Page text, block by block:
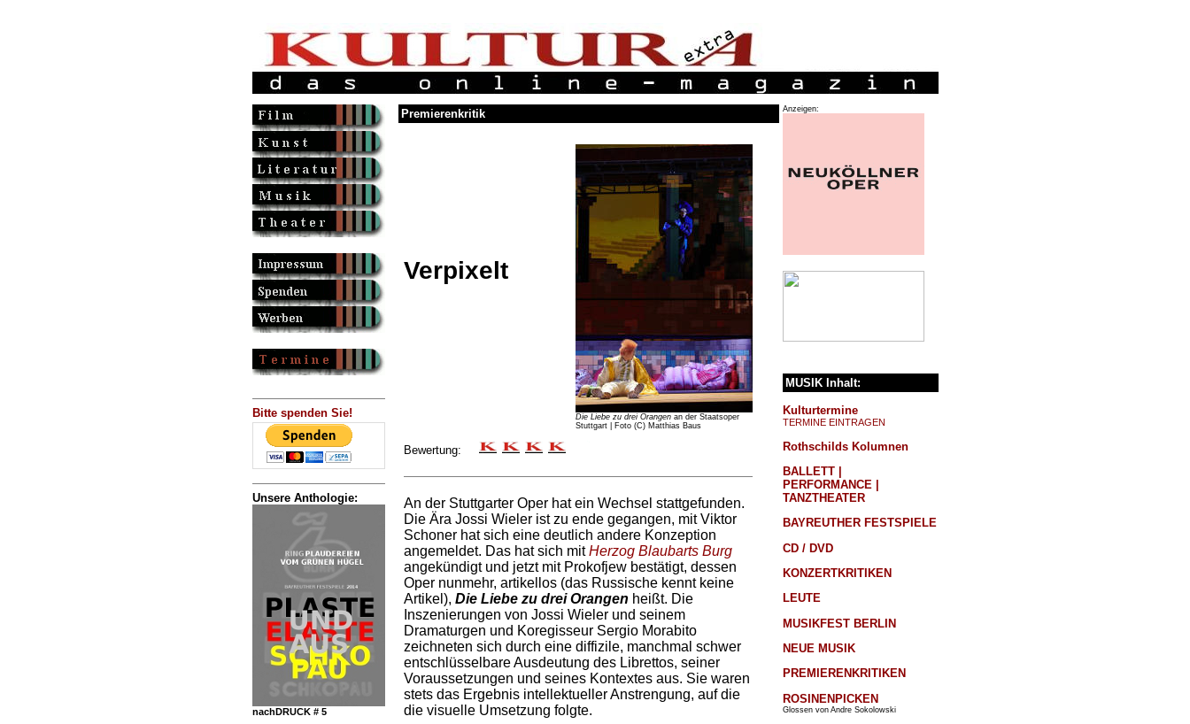
Bitte spenden Sie!
Unsere Anthologie:
nachDRUCK # 5
Premierenkritik
Verpixelt
Die Liebe zu drei Orangenan der Staatsoper
Stuttgart | Foto (C) Matthias Baus
Bewertung:
An der Stuttgarter Oper hat ein Wechsel stattgefunden.
Die Ära Jossi Wieler ist zu ende gegangen, mit Viktor
Schoner hat sich eine deutlich andere Konzeption
angemeldet. Das hat sich mitHerzog Blaubarts Burg
angekündigt und jetzt mit Prokofjew bestätigt, dessen
Oper nunmehr, artikellos (das Russische kennt keine
Artikel), Die Liebe zu drei Orangen heißt. Die
Inszenierungen von Jossi Wieler und seinem
Dramaturgen und Koregisseur Sergio Morabito
zeichneten sich durch eine diffizile, manchmal schwer
entschlüsselbare Ausdeutung des Librettos, seiner
Voraussetzungen und seines Kontextes aus. Sie waren
stets das Ergebnis intellektueller Anstrengung, auf die
die visuelle Umsetzung folgte.
Anzeigen:
MUSIK Inhalt:
Kulturtermine
TERMINE EINTRAGEN
Rothschilds Kolumnen
BALLETT |
PERFORMANCE |
TANZTHEATER
BAYREUTHER FESTSPIELE
CD / DVD
KONZERTKRITIKEN
LEUTE
MUSIKFEST BERLIN
NEUE MUSIK
PREMIERENKRITIKEN
ROSINENPICKEN
Glossen von Andre Sokolowski